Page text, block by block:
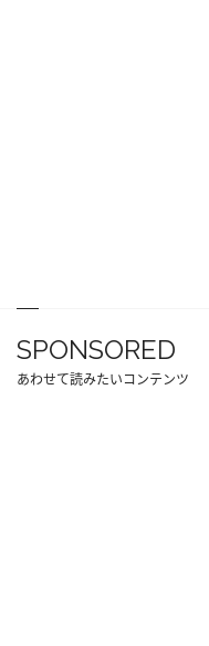
SPONSORED
あわせて読みたいコンテンツ